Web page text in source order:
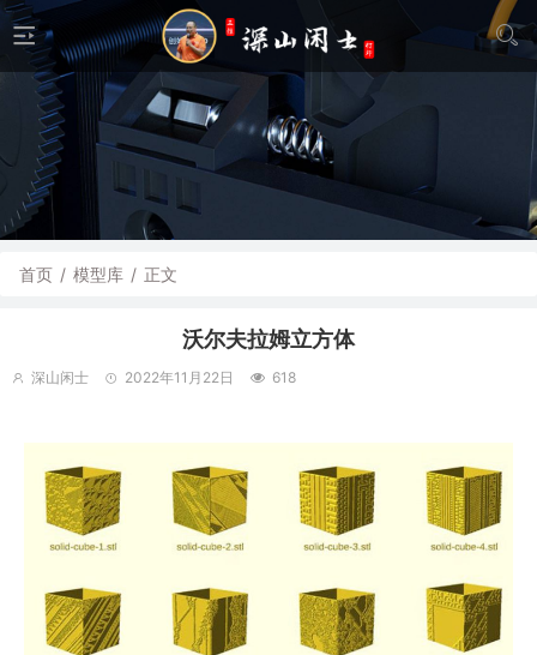
首页 / 模型库 / 正文
沃尔夫拉姆立方体
深山闲士 2022年11月22日 618